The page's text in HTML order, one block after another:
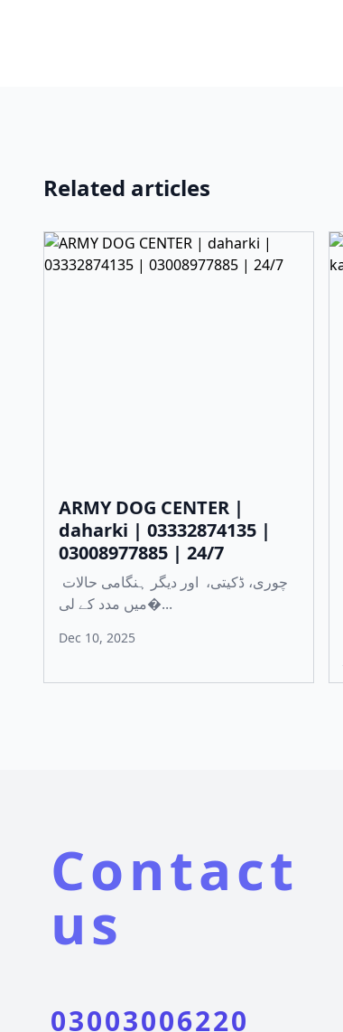
Related articles
ARMY DOG CENTER |
daharki | 03332874135 |
03008977885 | 24/7
میں مدد کے لی�...
Dec 10, 2025
Contact
us
03003006220